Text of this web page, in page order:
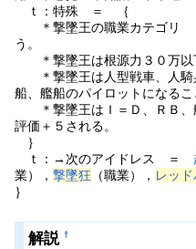
ｔ：特殊 ＝ ｛
＊撃墜王の職業カテゴリ
う。
＊撃墜王は根源力３０万以
＊撃墜王は人型戦車、人騎
船、艦船のパイロットになるこ
＊撃墜王はＩ＝Ｄ、ＲＢ、
評価＋５される。
｝
ｔ：→次のアイドレス ＝
業），撃墜狂 （職業）， レッ
｝
解説 †